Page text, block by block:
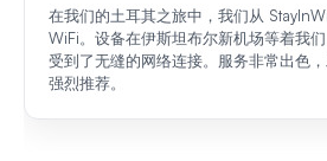
在我们的土耳其之旅中，我们从
WiFi。设备在伊斯坦布尔新机场等着我
受到了无缝的网络连接。服务非常出色
强烈推荐。